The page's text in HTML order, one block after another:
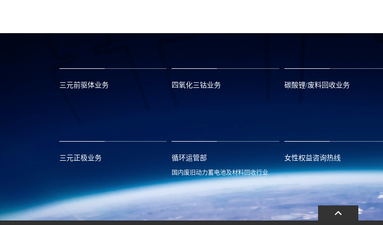
三元前驱体业务 四氧化三钴业务 碳酸锂/废料回收业务
三元正极业务 循环运管部
国内废旧动力蓄电池及材料回收行业
hyxh@huayou.com
女性权益咨询热线
13486326037